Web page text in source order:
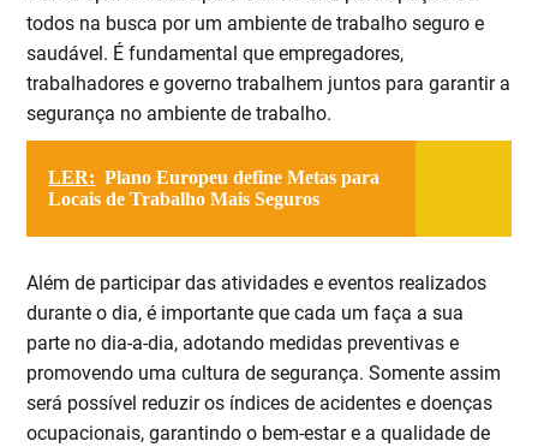
todos na busca por um ambiente de trabalho seguro e
saudável. É fundamental que empregadores,
trabalhadores e governo trabalhem juntos para garantir a
segurança no ambiente de trabalho.
LER: Plano Europeu define Metas para
Locais de Trabalho Mais Seguros
Além de participar das atividades e eventos realizados
durante o dia, é importante que cada um faça a sua
parte no dia-a-dia, adotando medidas preventivas e
promovendo uma cultura de segurança. Somente assim
será possível reduzir os índices de acidentes e doenças
ocupacionais, garantindo o bem-estar e a qualidade de